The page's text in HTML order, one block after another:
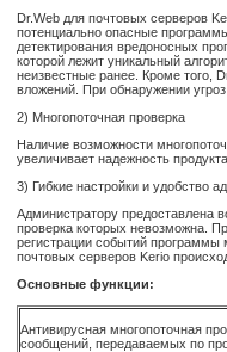
Dr.Web для почтовых серверов
потенциально опасные
детектирования вредоносных
которой лежит уникальный
неизвестные ранее. Кроме того,
вложений. При обнаружении
2) Многопоточная проверка
Наличие возможности
увеличивает надежность
3) Гибкие настройки и удобство
Администратору предоставлена
проверка которых невозможна.
регистрации событий программы
почтовых серверов Kerio
Основные функции:
Антивирусная многопоточная
сообщений, передаваемых по